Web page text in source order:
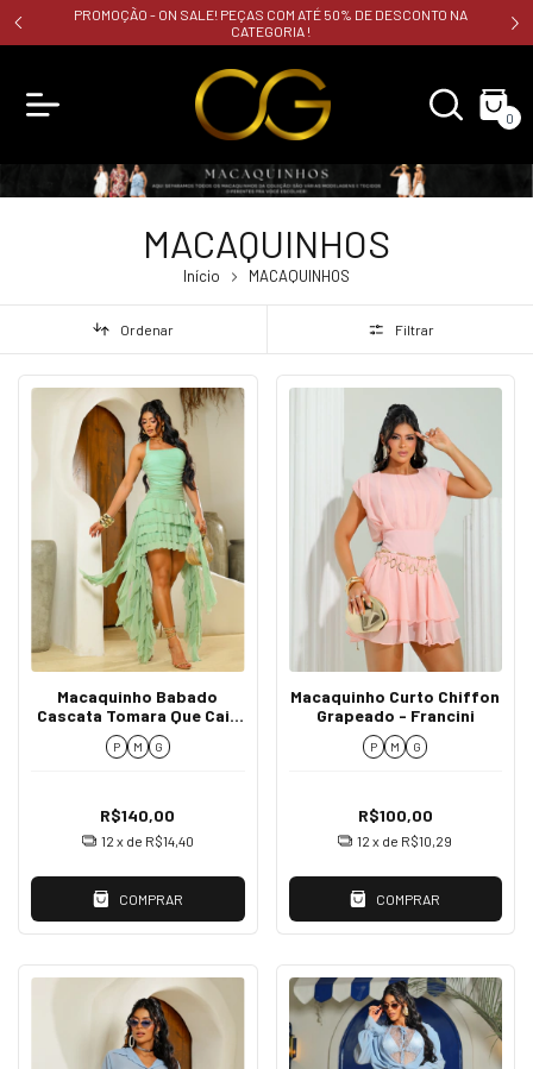
PROMOÇÃO - ON SALE! PEÇAS COM ATÉ 50% DE DESCONTO NA
CATEGORIA !
0
MACAQUINHOS
Início MACAQUINHOS
Ordenar Filtrar
Macaquinho Babado
Cascata Tomara Que Caia
- Debora
P M G
R$140,00
12 x de R$14,40
COMPRAR
Macaquinho Curto Chiffon
Grapeado - Francini
P M G
R$100,00
12 x de R$10,29
COMPRAR